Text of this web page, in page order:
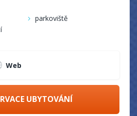
parkoviště
Web
UBYTOVÁNÍ